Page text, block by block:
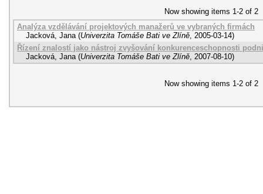
Now showing items 1-2 of 2
Analýza vzdělávání projektových manažerů ve vybraných firmách
Jacková, Jana (Univerzita Tomáše Bati ve Zlíně, 2005-03-14)
Řízení znalostí jako nástroj zvyšování konkurenceschopnosti
Jacková, Jana (Univerzita Tomáše Bati ve Zlíně, 2007-08-10)
Now showing items 1-2 of 2